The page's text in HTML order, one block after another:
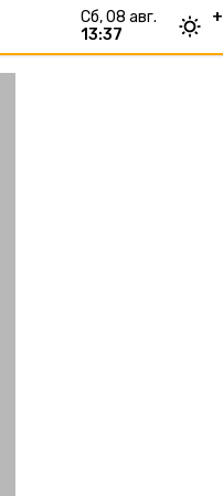
сб, 08 авг.
13:37
+